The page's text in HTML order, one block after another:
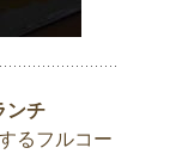
ンチ
るフルコー